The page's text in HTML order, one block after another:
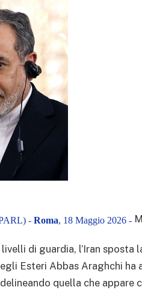
- Roma, 18 Maggio 2026 -
di guardia, l’Iran
Esteri Abbas Araghchi
quella che appare